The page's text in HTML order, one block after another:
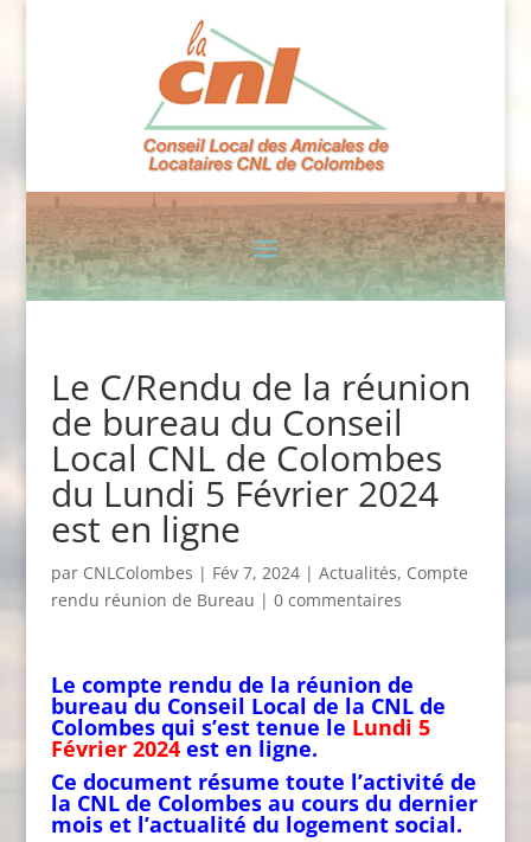
Le C/Rendu de la réunion
de bureau du Conseil
Local CNL de Colombes
du Lundi 5 Février 2024
est en ligne
par CNLColombes | Fév 7, 2024| Actualités, Compte
rendu réunion de Bureau | 0 commentaires
Le compte rendu de la réunion de
bureau du Conseil Local de la CNL de
Colombes qui s’est tenue le Lundi 5
Février 2024est en ligne.
Ce document résume toute l’activité de
la CNL de Colombes au cours du dernier
mois et l’actualité du logement social.